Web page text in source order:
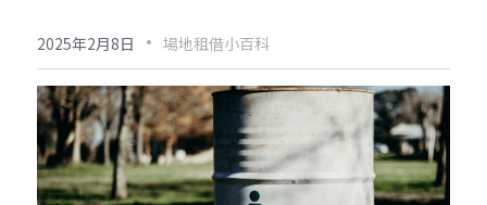
《真相追尋者》十字路口篇
日本香の占卜🎐
文化美食夜
療寮看電影
展覽 Exhibition
《島工》職業醫學社區展
《邊界》概念藝術展
《休日》創作聯展
療癒 & 心靈 Wellness
板橋輕運動
實青小學堂+
實體課程 Course
板橋運動教室
新北輕騎行
給香港人的國語課
西多士 粵語劇場
守護華江人工濕地
場地租借 Venue
場地租借
共享空間
現場環境
部落格 Blog
聯絡我們 Contact us
登錄/註冊
2025年2月8日 · 場地租借小百科